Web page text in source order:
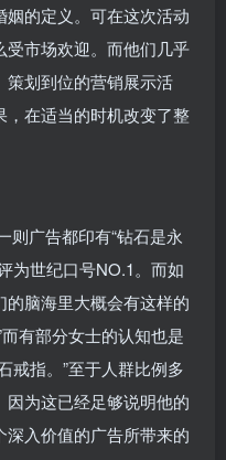
的定义。可在这次活动
受市场欢迎。而他们几乎
策划到位的营销展示活
在适当的时机改变了整
则广告都印有“钻石是永
为世纪口号NO.1。而如
脑海里大概会有这样的
有部分女士的认知也是
戒指。”至于人群比例多
为这已经足够说明他的
入价值的广告所带来的